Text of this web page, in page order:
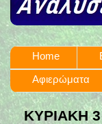
Home
Αφιερώματα
ΚΥΡΙΑΚΉ 3